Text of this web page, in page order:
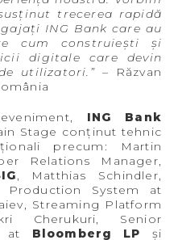
trecerea rapidă
ING Bank care au
cum construiești și
digitale care devin
utilizatori.”– Răzvan
ING Bank
Stage conținut tehnic
precum: Martin
Relations Manager,
, Matthias Schindler,
System at
Streaming Platform
Cherukuri, Senior
at Bloomberg LP și